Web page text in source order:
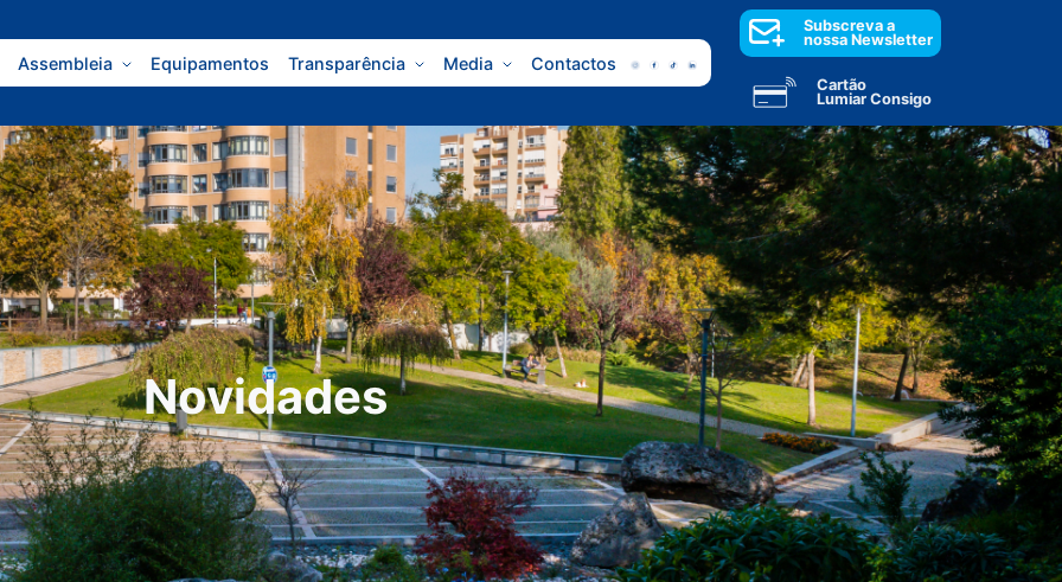
Assembleia Equipamentos Transparência Media Contactos
Subscreva a
nossa Newsletter
Cartão
Lumiar Consigo
Novidades